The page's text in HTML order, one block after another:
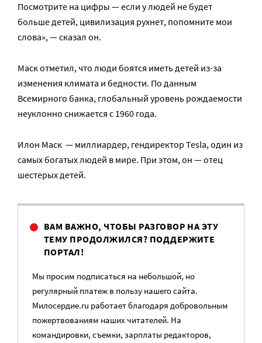
Посмотрите на цифры — если у людей не будет
больше детей, цивилизация рухнет, попомните мои
слова», — сказал он.
Маск отметил, что люди боятся иметь детей из-за
изменения климата и бедности. По данным
Всемирного банка, глобальный уровень рождаемости
неуклонно снижается с 1960 года.
Илон Маск — миллиардер, гендиректор Tesla, один из
самых богатых людей в мире. При этом, он — отец
шестерых детей.
ВАМ ВАЖНО, ЧТОБЫ РАЗГОВОР НА ЭТУ
ТЕМУ ПРОДОЛЖИЛСЯ? ПОДДЕРЖИТЕ
ПОРТАЛ!
Мы просим подписаться на небольшой, но
регулярный платеж в пользу нашего сайта.
Милосердие.ru работает благодаря добровольным
пожертвованиям наших читателей. На
командировки, съемки, зарплаты редакторов,